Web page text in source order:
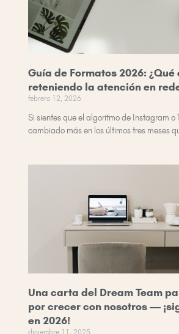
Guía de Formatos 2026: ¿Qué
reteniendo la atención en
febrero 12, 2026
Si sientes que el algoritmo de Instagram o
cambiado más en los últimos tres meses
Una carta del Dream Team
por crecer con nosotros —
en 2026!